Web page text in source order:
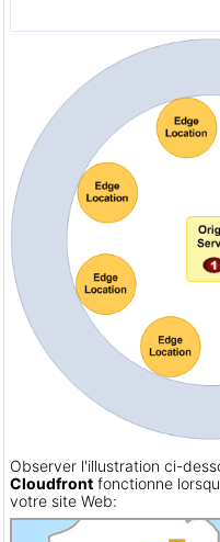
Observer l'illustration ci-
Cloudfront fonctionne
votre site Web: